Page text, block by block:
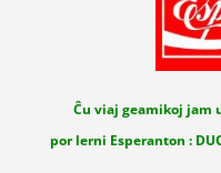
Ĉu viaj geamikoj jam
por lerni Esperanton :